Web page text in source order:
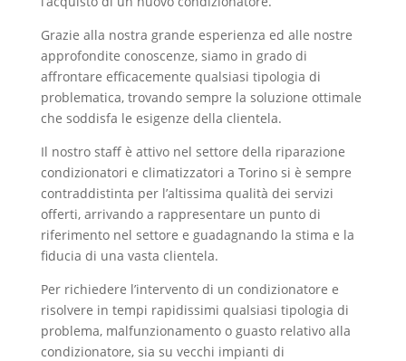
Grazie alla nostra grande esperienza ed alle nostre
approfondite conoscenze, siamo in grado di
affrontare efficacemente qualsiasi tipologia di
problematica, trovando sempre la soluzione ottimale
che soddisfa le esigenze della clientela.
Il nostro staff è attivo nel settore della riparazione
condizionatori e climatizzatori a Torino si è sempre
contraddistinta per l’altissima qualità dei servizi
offerti, arrivando a rappresentare un punto di
riferimento nel settore e guadagnando la stima e la
fiducia di una vasta clientela.
Per richiedere l’intervento di un condizionatore e
risolvere in tempi rapidissimi qualsiasi tipologia di
problema, malfunzionamento o guasto relativo alla
condizionatore, sia su vecchi impianti di